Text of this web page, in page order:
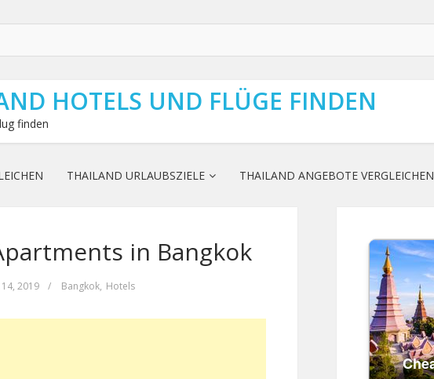
HOTELS UND FLÜGE FINDEN
finden
THAILAND URLAUBSZIELE THAILAND ANGEBOTE VERGLEICHEN
in Bangkok
2019 / Bangkok, Hotels